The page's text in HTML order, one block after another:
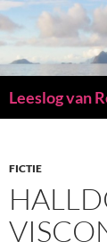
Leeslog van
INHOUD
FICTIE